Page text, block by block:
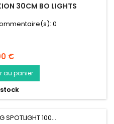
30CM BO LIGHTS
0
€
au panier
stock